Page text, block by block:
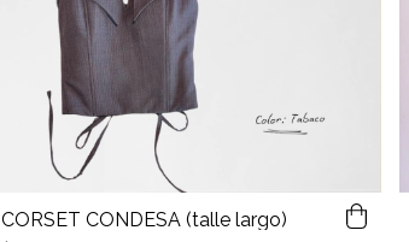
CORSET CONDESA (talle largo)